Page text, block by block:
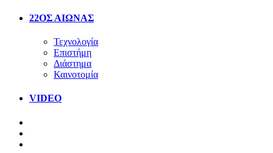
22ΟΣ ΑΙΩΝΑΣ
Τεχνολογία
Επιστήμη
Διάστημα
Καινοτομία
VIDEO